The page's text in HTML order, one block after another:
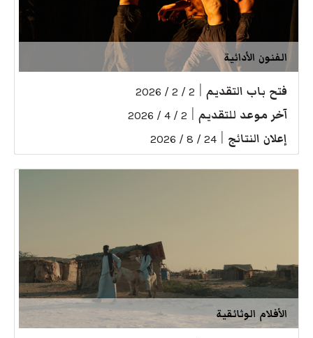
الفنون الأدائية
فتح باب التقديم 2 / 2 / 2026
آخر موعد للتقديم 2 / 4 / 2026
إعلان النتائج 24 / 8 / 2026
الأفلام الوثائقية